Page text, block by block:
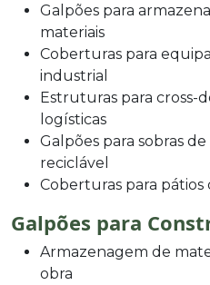
Galpões para
materiais
Coberturas para
industrial
Estruturas para cross-
logísticas
Galpões para sobras
reciclável
Coberturas para pátios
Galpões para
Armazenagem de
obra